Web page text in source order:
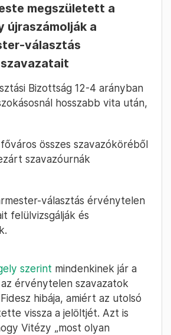
megszületett a
újraszámolják a
választás
Bizottság 12-4 arányban
hosszabb vita után,
összes szavazóköréből
szavazóurnák
választás érvénytelen
felülvizsgálják és
szerint mindenkinek jár a
érvénytelen szavazatok
hibája, amiért az utolsó
vissza a jelöltjét. Azt is
Vitézy „most olyan